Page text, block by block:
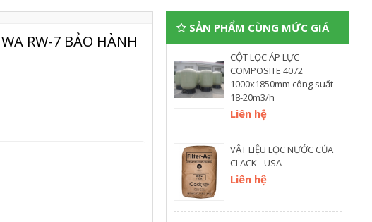
RW-7 BẢO HÀNH
SẢN PHẨM CÙNG MỨC GIÁ
CỘT LỌC ÁP LỰC
COMPOSITE 4072
1000x1850mm công suất
18-20m3/h
Liên hệ
VẬT LIỆU LỌC NƯỚC CỦA
CLACK - USA
Liên hệ